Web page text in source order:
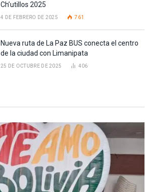
Ch’utillos 2025
4 DE FEBRERO DE 2025 761
Nueva ruta de La Paz BUS conecta el centro
de la ciudad con Limanipata
25 DE OCTUBRE DE 2025 406